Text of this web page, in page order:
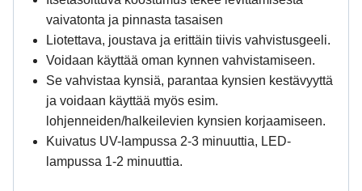
vaivatonta ja pinnasta tasaisen
Liotettava, joustava ja erittäin tiivis vahvistusgeeli.
Voidaan käyttää oman kynnen vahvistamiseen.
Se vahvistaa kynsiä, parantaa kynsien kestävyyttä
ja voidaan käyttää myös esim.
lohjenneiden/halkeilevien kynsien korjaamiseen.
Kuivatus UV-lampussa 2-3 minuuttia, LED-
lampussa 1-2 minuuttia.